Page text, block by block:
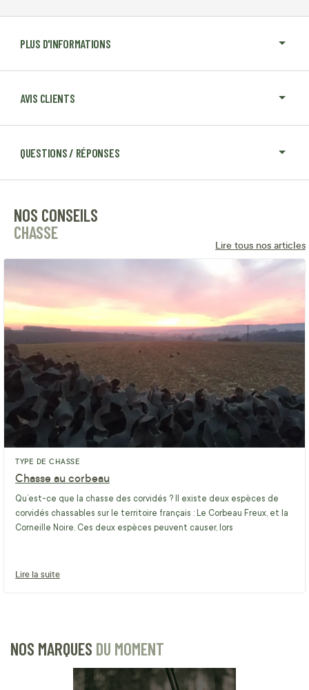
PLUS D'INFORMATIONS
AVIS CLIENTS
QUESTIONS / RÉPONSES
NOS CONSEILS
CHASSE
Lire tous nos articles
TYPE DE CHASSE
Chasse au corbeau
Qu’est-ce que la chasse des corvidés ? Il existe deux espèces de
corvidés chassables sur le territoire français : Le Corbeau Freux, et la
Corneille Noire. Ces deux espèces peuvent causer, lors
Lire la suite
NOS MARQUES DU MOMENT